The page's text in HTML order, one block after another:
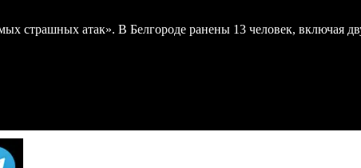
страшных атак». В Белгороде ранены 13 человек, включая